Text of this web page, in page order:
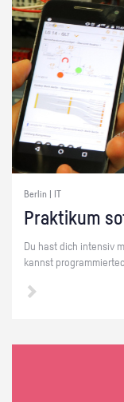
Berlin | IT
Prak­ti­kum
Du hast dich in­ten­siv
kannst